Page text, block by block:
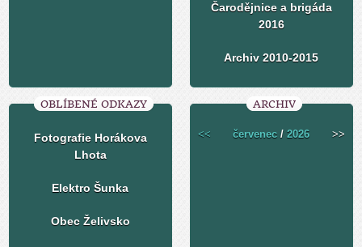
Čarodějnice a brigáda
2016
Archiv 2010-2015
OBLÍBENÉ ODKAZY
Fotografie Horákova
Lhota
Elektro Šunka
Obec Želivsko
ARCHIV
<< červenec /2026 >>